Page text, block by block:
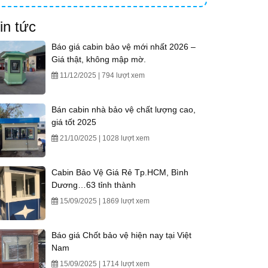
tức
Báo giá cabin bảo vệ mới nhất 2026 –
Giá thật, không mập mờ.
11/12/2025 | 794 lượt xem
Bán cabin nhà bảo vệ chất lượng cao,
giá tốt 2025
21/10/2025 | 1028 lượt xem
Cabin Bảo Vệ Giá Rẻ Tp.HCM, Bình
Dương…63 tỉnh thành
15/09/2025 | 1869 lượt xem
Báo giá Chốt bảo vệ hiện nay tại Việt
Nam
15/09/2025 | 1714 lượt xem